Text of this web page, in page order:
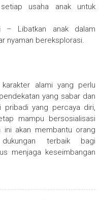
usaha anak untuk
– Libatkan anak dalam
nyaman bereksplorasi.
alami yang perlu
yang sabar dan
pribadi yang percaya diri,
mampu bersosialisasi
ini akan membantu orang
terbaik bagi
menjaga keseimbangan